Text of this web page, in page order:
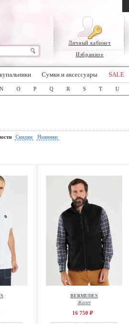
Личный кабинет
Избранное
Сумки и аксессуары SALE
N O P Q R S T U
Скидки Новинки
BERMUDES
Жилет
16 750 ₽